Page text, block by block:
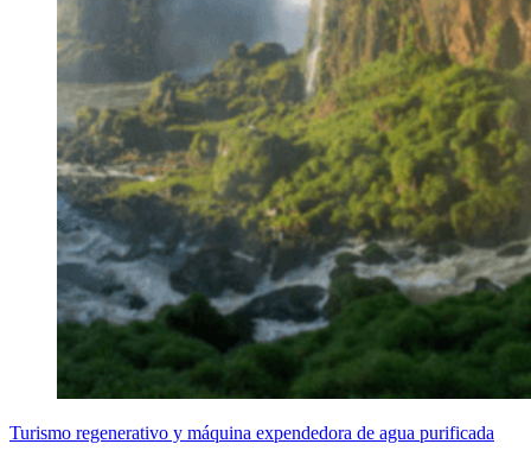
Turismo regenerativo y máquina expendedora de agua purificada